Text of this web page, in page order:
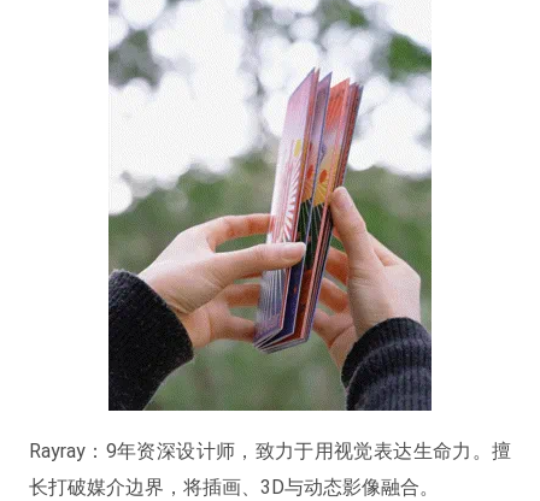
Rayray：9年资深设计师，致力于用视觉表达生命力。擅
长打破媒介边界，将插画、3D与动态影像融合。